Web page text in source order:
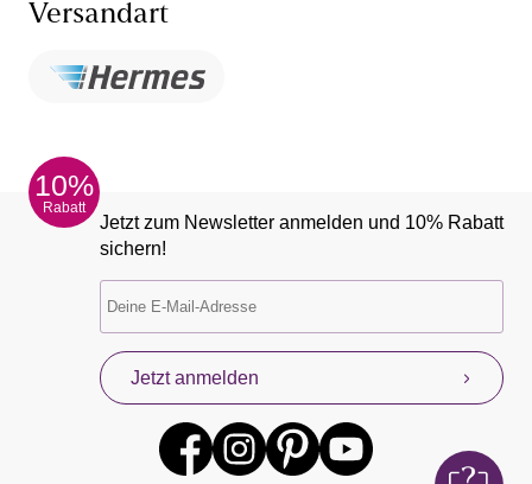
Versandart
10%
Rabatt
Jetzt zum Newsletter anmelden und 10% Rabatt
sichern!
Jetzt anmelden